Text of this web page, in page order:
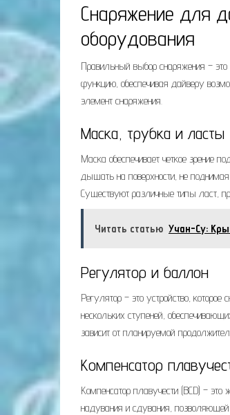
Снаряжение для
оборудования
Правильный выбор снаряжения –
функцию, обеспечивая дайверу
элемент снаряжения.
Маска, трубка и ласты
Маска обеспечивает четкое зрение
дышать на поверхности, не
Существуют различные типы ласт,
Читать статью Учан-Су:
Регулятор и баллон
Регулятор – это устройство,
нескольких ступеней,
зависит от планируемой
Компенсатор
Компенсатор плавучести (BCD) –
надувания и сдувания, позволяющей